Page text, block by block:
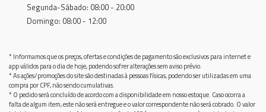
Segunda-Sábado: 08:00 - 20:00
Domingo: 08:00 - 12:00
* Informamos que os preços, ofertas e condições de pagamento são exclusivos para internet e
app válidos para o dia de hoje, podendo sofrer alterações sem aviso prévio.
* As ações/promoções do site são destinadas à pessoas físicas, podendo ser utilizadas em uma
compra por CPF, não sendo cumulativas.
* O pedido será concluído de acordo com a disponibilidade em nosso estoque. Caso ocorra a
falta de algum item, este não será entregue e o valor correspondente não será cobrado. O valor